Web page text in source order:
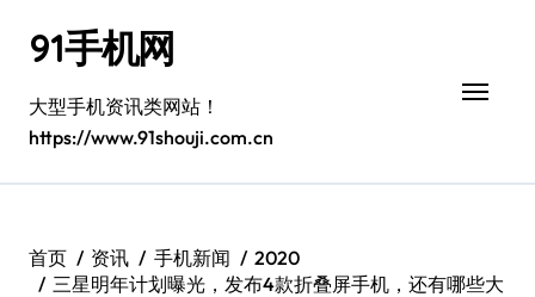
91手机网
大型手机资讯类网站！
https://www.91shouji.com.cn
首页 资讯 手机新闻
2020
三星明年计划曝光，发布4款折叠屏手机，还有哪些大